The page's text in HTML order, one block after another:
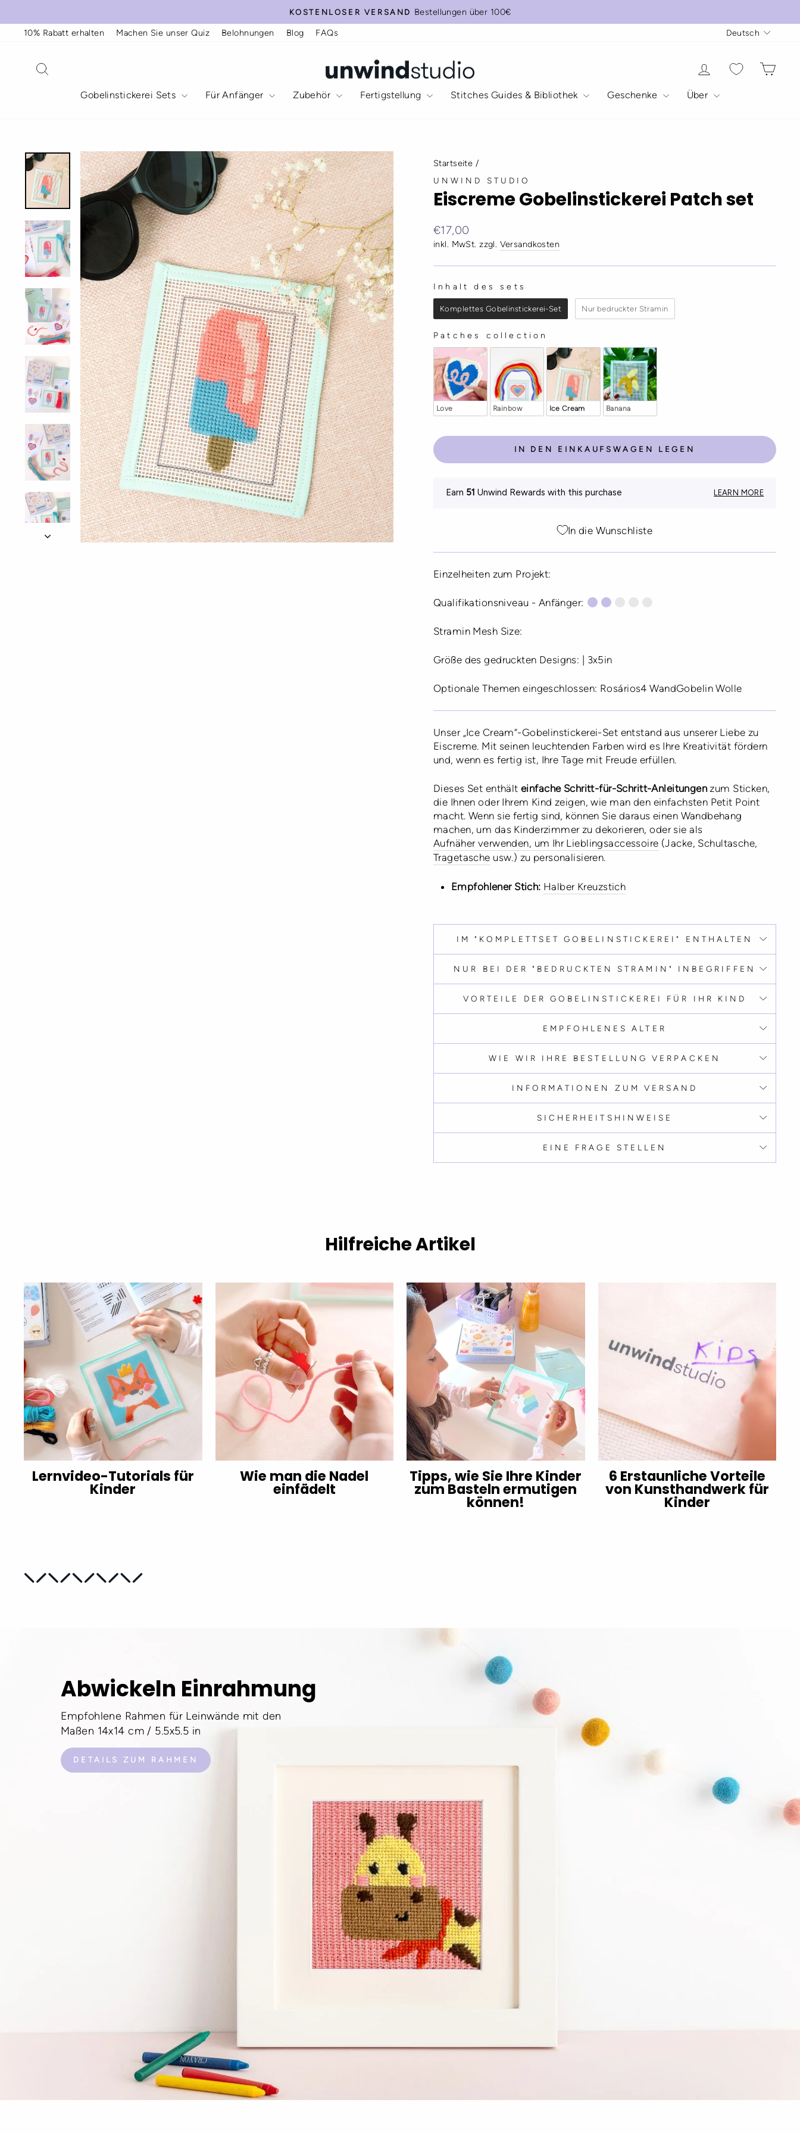
Inhalt
Pause
KOSTENLOSER VERSAND Bestellungen über 100€
10% Rabatt erhalten
Machen Sie unser Quiz Belohnungen Blog FAQs Sprache
Deutsch
Einloggen
Gobelinstickerei Sets Für Anfänger Zubehör Fertigstellung Stitches Guides & Bibliothek Geschenke Über
Startseite /
UNWIND STUDIO
Eiscreme Gobelinstickerei Patch set
Normaler
Preis
€17,00
inkl. MwSt. zzgl. Versandkosten
Inhalt des sets
INHALT DES SETS
Komplettes Gobelinstickerei-Set Nur bedruckter Stramin
Patches collection
PATCHES COLLECTION
Love Rainbow Ice Cream Banana
IN DEN EINKAUFSWAGEN LEGEN
Earn 51 Unwind Rewards with this purchase LEARN MORE
In die Wunschliste
Einzelheiten zum Projekt:
Qualifikationsniveau - Anfänger:
Stramin Mesh Size:
Größe des gedruckten Designs: | 3x5in
Optionale Themen eingeschlossen: Rosários4 WandGobelin Wolle
Unser „Ice Cream“-Gobelinstickerei-Set entstand aus unserer Liebe zu
Eiscreme. Mit seinen leuchtenden Farben wird es Ihre Kreativität fördern
und, wenn es fertig ist, Ihre Tage mit Freude erfüllen.
Dieses Set enthält einfache Schritt-für-Schritt-Anleitungenzum Sticken,
die Ihnen oder Ihrem Kind zeigen, wie man den einfachsten Petit Point
macht. Wenn sie fertig sind, können Sie daraus einen Wandbehang
machen, um das Kinderzimmer zu dekorieren, oder sie als
Aufnäher verwenden, um Ihr Lieblingsaccessoire (Jacke, Schultasche,
Tragetasche usw.) zu personalisieren.
Empfohlener Stich: Halber Kreuzstich
IM "KOMPLETTSET GOBELINSTICKEREI" ENTHALTEN
NUR BEI DER "BEDRUCKTEN STRAMIN" INBEGRIFFEN
VORTEILE DER GOBELINSTICKEREI FÜR IHR KIND
EMPFOHLENES ALTER
WIE WIR IHRE BESTELLUNG VERPACKEN
INFORMATIONEN ZUM VERSAND
SICHERHEITSHINWEISE
EINE FRAGE STELLEN
Hilfreiche Artikel
Lernvideo-Tutorials für
Kinder
Wie man die Nadel
einfädelt
Tipps, wie Sie Ihre Kinder
zum Basteln ermutigen
können!
6 Erstaunliche Vorteile
von Kunsthandwerk für
Kinder
Abwickeln Einrahmung
Empfohlene Rahmen für Leinwände mit den
Maßen 14x14 cm / 5.5x5.5 in
DETAILS ZUM RAHMEN